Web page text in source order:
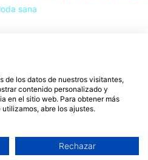
sana
de ti, de las personas y del planeta.
ropa para piel delicada y enfermedades
interior sostenible.
de los datos de nuestros visitantes,
contenido personalizado y
en el sitio web. Para obtener más
abre los ajustes.
Rechazar